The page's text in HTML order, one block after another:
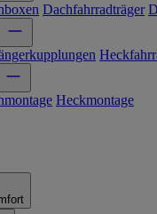
Dachfahrradträger
Heckmontage